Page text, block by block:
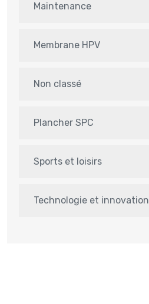
Maintenance
Membrane HPV
Non classé
Plancher SPC
Sports et loisirs
Technologie et innovation